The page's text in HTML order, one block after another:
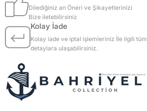
Dilediğiniz an Öneri ve Şikayetlerinizi
Bize iletebilirsiniz
Kolay İade
Kolay iade ve iptal işlemleriniz İle ilgili tüm
detaylara ulaşabilirsiniz.